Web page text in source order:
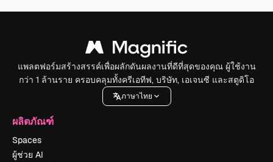
แพลตฟอร์มสร้างสรรค์เพื่อผลักดันผลงานที่ดีที่สุดของคุณ ผู้ใช้งาน
กว่า 1 ล้านราย ครอบคลุมทั้งครีเอทีฟ, บริษัท, เอเจนซี และสตูดิโอ
ภาษาไทย
ผลิตภัณฑ์
Spaces
ผู้ช่วย AI